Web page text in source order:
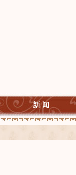
新 闻